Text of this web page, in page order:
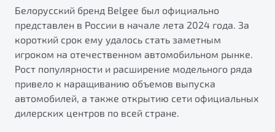
S50
Реферальная программа
Клиентская поддержка
Помощь на дорогах
Белорусский бренд Belgee был официально
представлен в России в начале лета 2024 года. За
короткий срок ему удалось стать заметным
игроком на отечественном автомобильном рынке.
Рост популярности и расширение модельного ряда
привело к наращиванию объемов выпуска
автомобилей, а также открытию сети официальных
дилерских центров по всей стране.